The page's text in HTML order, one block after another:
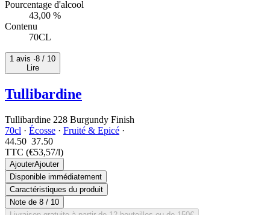
Pourcentage d'alcool
43,00 %
Contenu
70CL
1 avis ·8 / 10
Lire
Tullibardine
Tullibardine 228 Burgundy Finish
70cl · Écosse · Fruité & Epicé ·
44.50 37.50
TTC (€53,57/l)
AjouterAjouter
Disponible immédiatement
Caractéristiques du produit
Note de 8 / 10